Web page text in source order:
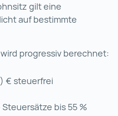
gilt eine
auf bestimmte
progressiv berechnet:
€ steuerfrei
bis 55 %